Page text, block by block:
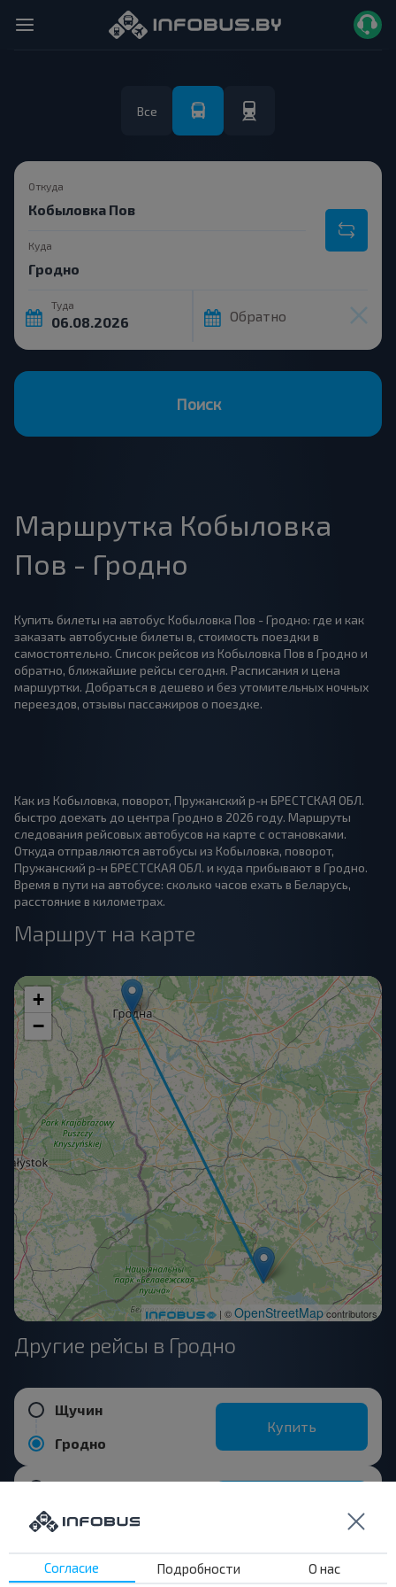
Все
Откуда
Куда
Туда
Обратно
Поиск
Маршрутка Кобыловка
Пов - Гродно
Купить билеты на автобус Кобыловка Пов - Гродно: где и как
заказать автобусные билеты в, стоимость поездки в
самостоятельно. Список рейсов из Кобыловка Пов в Гродно и
обратно, ближайшие рейсы сегодня. Расписания и цена
маршуртки. Добраться в дешево и без утомительных ночных
переездов, отзывы пассажиров о поездке.
Как из Кобыловка, поворот, Пружанский р-н БРЕСТСКАЯ ОБЛ.
быстро доехать до центра Гродно в 2026 году. Маршруты
следования рейсовых автобусов на карте с остановками.
Откуда отправляются автобусы из Кобыловка, поворот,
Пружанский р-н БРЕСТСКАЯ ОБЛ. и куда прибывают в Гродно.
Время в пути на автобусе: сколько часов ехать в Беларусь,
расстояние в километрах.
Маршрут на карте
+
−
| ©OpenStreetMapcontributors
Другие рейсы в Гродно
Щучин
Гродно
Купить
Брест
Гродно
Минск
Согласие Подробности О нас